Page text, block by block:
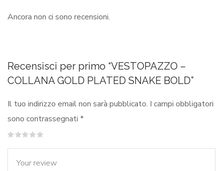
Ancora non ci sono recensioni.
Recensisci per primo “VESTOPAZZO –
COLLANA GOLD PLATED SNAKE BOLD”
Il tuo indirizzo email non sarà pubblicato. I campi obbligatori
sono contrassegnati *